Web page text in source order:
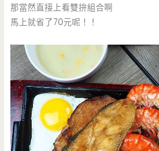
那當然直接上看雙拚組合啊
馬上就省了70元呢！！